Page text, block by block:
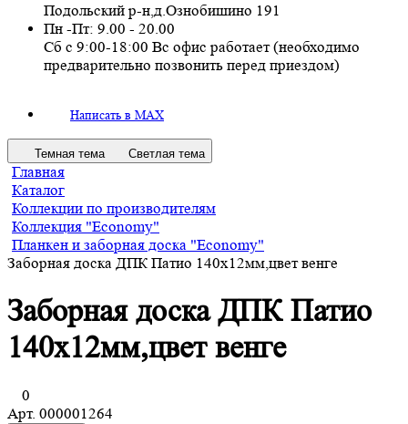
Подольский р-н,д.Ознобишино 191
Пн -Пт: 9.00 - 20.00
Сб с 9:00-18:00 Вс офис работает (необходимо
предварительно позвонить перед приездом)
Написать в MAX
Темная тема Светлая тема
Главная
Каталог
Коллекции по производителям
Коллекция "Economy"
Планкен и заборная доска "Economy"
Заборная доска ДПК Патио 140х12мм,цвет венге
Заборная доска ДПК Патио
140х12мм,цвет венге
0
Арт. 000001264